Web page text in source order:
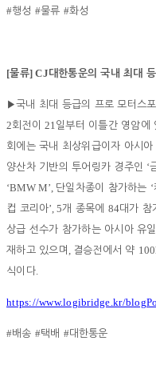
#행성 #물류 #화성
[물류] CJ대한통운의 국내 최대
▶국내 최대 등급의 프로 모터스
2회전이21일부터 이틀간 영암에
회에는 국내 최상위급이자 아시
양산차 기반의 투어링카 경주인 ‘
‘BMW M’, 단일차종이 참가하는 ‘
컵 코리아’, 5개 종목에 84대가 참
상급 선수가 참가하는 아시아 유
재하고 있으며 , 결승전에서 약
식이다.
https://www.logibridge.kr/
#배송 #택배 #대한통운